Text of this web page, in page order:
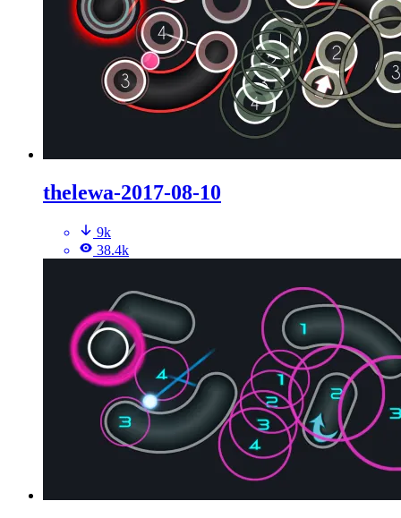
thelewa-2017-08-10
9k
38.4k